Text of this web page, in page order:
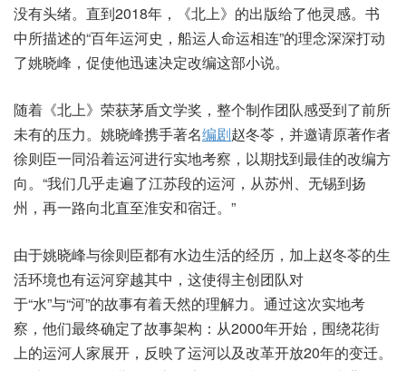
没有头绪。直到2018年，《北上》的出版给了他灵感。书
中所描述的“百年运河史，船运人命运相连”的理念深深打动
了姚晓峰，促使他迅速决定改编这部小说。
随着《北上》荣获茅盾文学奖，整个制作团队感受到了前所
未有的压力。姚晓峰携手著名编剧赵冬苓，并邀请原著作者
徐则臣一同沿着运河进行实地考察，以期找到最佳的改编方
向。“我们几乎走遍了江苏段的运河，从苏州、无锡到扬
州，再一路向北直至淮安和宿迁。”
由于姚晓峰与徐则臣都有水边生活的经历，加上赵冬苓的生
活环境也有运河穿越其中，这使得主创团队对
于“水”与“河”的故事有着天然的理解力。通过这次实地考
察，他们最终确定了故事架构：从2000年开始，围绕花街
上的运河人家展开，反映了运河以及改革开放20年的变迁。